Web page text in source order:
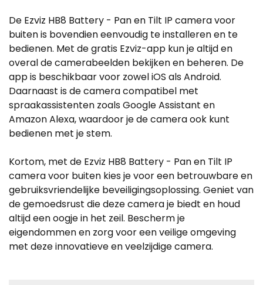
De Ezviz HB8 Battery - Pan en Tilt IP camera voor
buiten is bovendien eenvoudig te installeren en te
bedienen. Met de gratis Ezviz-app kun je altijd en
overal de camerabeelden bekijken en beheren. De
app is beschikbaar voor zowel iOS als Android.
Daarnaast is de camera compatibel met
spraakassistenten zoals Google Assistant en
Amazon Alexa, waardoor je de camera ook kunt
bedienen met je stem.
Kortom, met de Ezviz HB8 Battery - Pan en Tilt IP
camera voor buiten kies je voor een betrouwbare en
gebruiksvriendelijke beveiligingsoplossing. Geniet van
de gemoedsrust die deze camera je biedt en houd
altijd een oogje in het zeil. Bescherm je
eigendommen en zorg voor een veilige omgeving
met deze innovatieve en veelzijdige camera.